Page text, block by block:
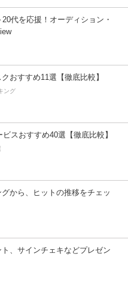
代を応援！オーディション・
おすすめ11選【徹底比較】
ング
スおすすめ40選【徹底比較】
から、ヒットの推移をチェッ
、サインチェキなどプレゼン